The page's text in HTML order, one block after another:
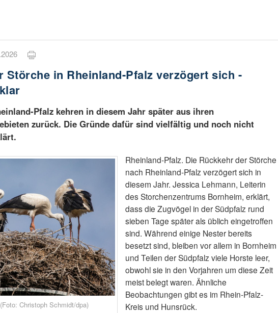
Störche in Rheinland-Pfalz verzögert sich -
Pfalz kehren in diesem Jahr später aus ihren
zurück. Die Gründe dafür sind vielfältig und noch nicht
Christoph Schmidt/dpa)
Rheinland-Pfalz. Die Rückkehr der Störche
nach Rheinland-Pfalz verzögert sich in
diesem Jahr. Jessica Lehmann, Leiterin
des Storchenzentrums Bornheim, erklärt,
dass die Zugvögel in der Südpfalz rund
sieben Tage später als üblich eingetroffen
sind. Während einige Nester bereits
besetzt sind, bleiben vor allem in Bornheim
und Teilen der Südpfalz viele Horste leer,
obwohl sie in den Vorjahren um diese Zeit
meist belegt waren. Ähnliche
Beobachtungen gibt es im Rhein-Pfalz-
Kreis und Hunsrück.